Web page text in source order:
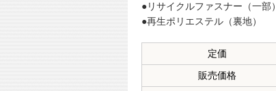
●リサイクルファスナー（一部）
●再生ポリエステル（裏地）
定価
販売価格